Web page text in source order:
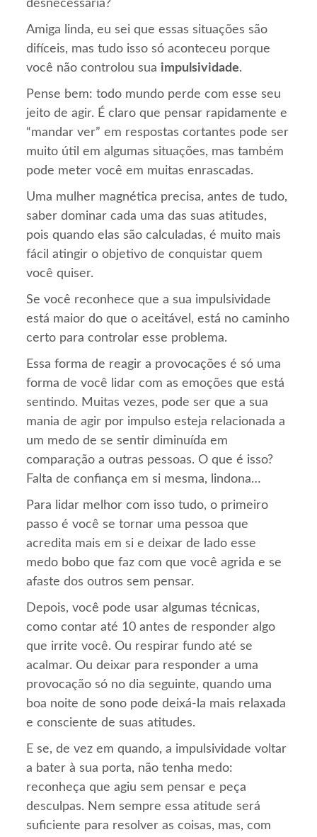
desnecessária?
Amiga linda, eu sei que essas situações são
difíceis, mas tudo isso só aconteceu porque
você não controlou sua impulsividade.
Pense bem: todo mundo perde com esse seu
jeito de agir. É claro que pensar rapidamente e
“mandar ver” em respostas cortantes pode ser
muito útil em algumas situações, mas também
pode meter você em muitas enrascadas.
Uma mulher magnética precisa, antes de tudo,
saber dominar cada uma das suas atitudes,
pois quando elas são calculadas, é muito mais
fácil atingir o objetivo de conquistar quem
você quiser.
Se você reconhece que a sua impulsividade
está maior do que o aceitável, está no caminho
certo para controlar esse problema.
Essa forma de reagir a provocações é só uma
forma de você lidar com as emoções que está
sentindo. Muitas vezes, pode ser que a sua
mania de agir por impulso esteja relacionada a
um medo de se sentir diminuída em
comparação a outras pessoas. O que é isso?
Falta de confiança em si mesma, lindona…
Para lidar melhor com isso tudo, o primeiro
passo é você se tornar uma pessoa que
acredita mais em si e deixar de lado esse
medo bobo que faz com que você agrida e se
afaste dos outros sem pensar.
Depois, você pode usar algumas técnicas,
como contar até 10 antes de responder algo
que irrite você. Ou respirar fundo até se
acalmar. Ou deixar para responder a uma
provocação só no dia seguinte, quando uma
boa noite de sono pode deixá-la mais relaxada
e consciente de suas atitudes.
E se, de vez em quando, a impulsividade voltar
a bater à sua porta, não tenha medo:
reconheça que agiu sem pensar e peça
desculpas. Nem sempre essa atitude será
suficiente para resolver as coisas, mas, com